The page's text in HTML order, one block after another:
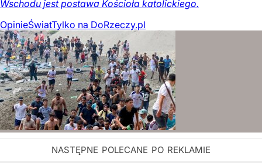
Wschodu jest postawa Kościoła katolickiego.
OpinieŚwiatTylko na DoRzeczy.pl